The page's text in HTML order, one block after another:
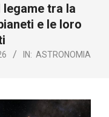
tra la
e le loro
IN: ASTRONOMIA